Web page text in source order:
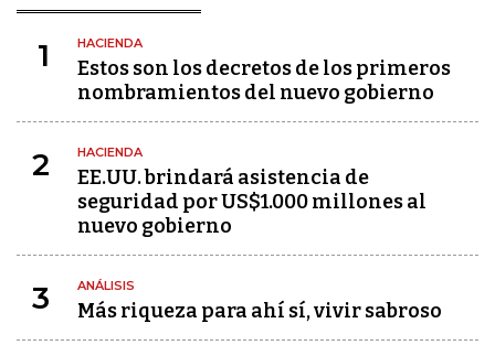
1 HACIENDA
Estos son los decretos de los primeros
nombramientos del nuevo gobierno
2 HACIENDA
EE.UU. brindará asistencia de
seguridad por US$1.000 millones al
nuevo gobierno
3 ANÁLISIS
Más riqueza para ahí sí, vivir sabroso